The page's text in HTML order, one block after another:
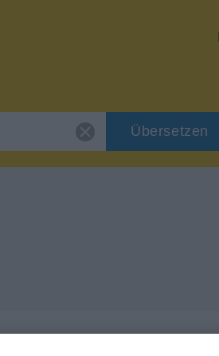
Übersetzen